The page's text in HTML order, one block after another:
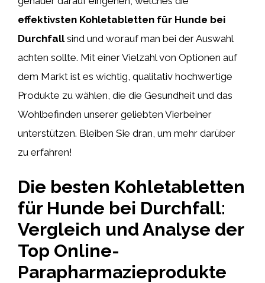
effektivsten Kohletabletten für Hunde bei
Durchfallsind und worauf man bei der Auswahl
achten sollte. Mit einer Vielzahl von Optionen auf
dem Markt ist es wichtig, qualitativ hochwertige
Produkte zu wählen, die die Gesundheit und das
Wohlbefinden unserer geliebten Vierbeiner
unterstützen. Bleiben Sie dran, um mehr darüber
zu erfahren!
Die besten Kohletabletten
für Hunde bei Durchfall:
Vergleich und Analyse der
Top Online-
Parapharmazieprodukte